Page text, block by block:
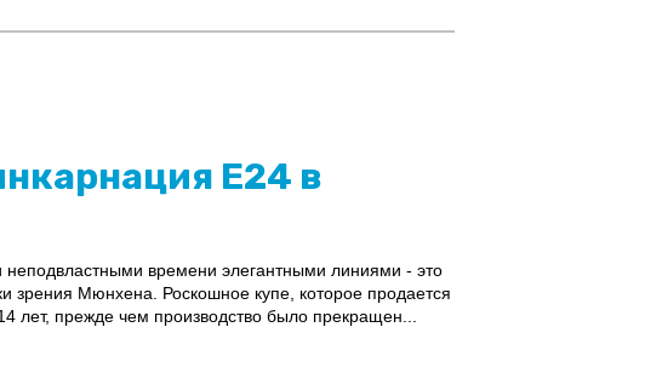
E24 в
времени элегантными линиями - это
зрения Мюнхена. Роскошное купе, которое продается
лет, прежде чем производство было прекращен...